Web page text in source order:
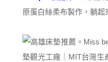
原蛋白絲柔布製作，躺起